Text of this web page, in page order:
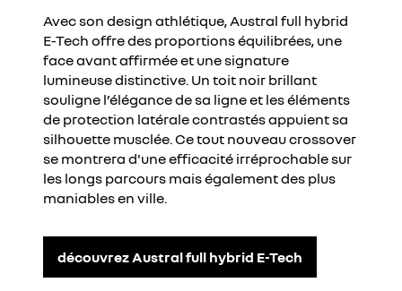
Avec son design athlétique, Austral full hybrid
E-Tech offre des proportions équilibrées, une
face avant affirmée et une signature
lumineuse distinctive. Un toit noir brillant
souligne l’élégance de sa ligne et les éléments
de protection latérale contrastés appuient sa
silhouette musclée. Ce tout nouveau crossover
se montrera d'une efficacité irréprochable sur
les longs parcours mais également des plus
maniables en ville.
découvrez Austral full hybrid E-Tech